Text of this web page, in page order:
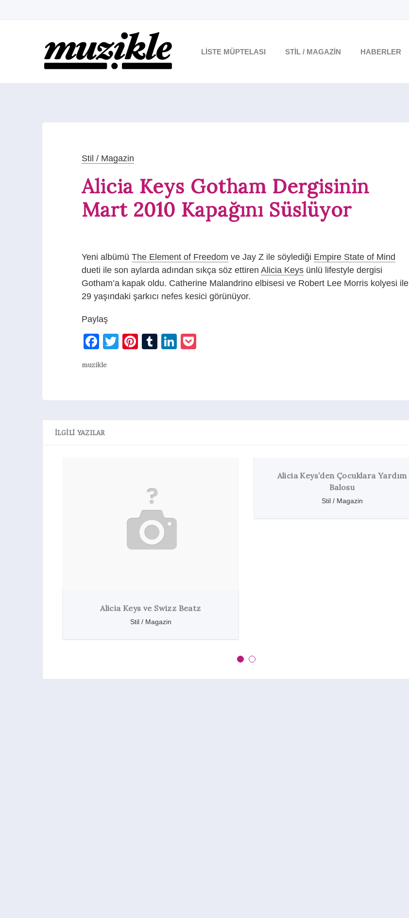
LISTE MÜPTELASI STIL / MAGAZIN HABERLER
Stil / Magazin
Alicia Keys Gotham Dergisinin
Mart 2010 Kapağını Süslüyor
Yeni albümü The Element of Freedom ve Jay Z ile söylediği Empire State of Mind
dueti ile son aylarda adından sıkça söz ettiren Alicia Keys ünlü lifestyle dergisi
Gotham’a kapak oldu. Catherine Malandrino elbisesi ve Robert Lee Morris kolyesi ile
29 yaşındaki şarkıcı nefes kesici görünüyor.
Paylaş
Facebook
TwitterPinterest
TumblrLinkedIn
muzikle
İLGILI YAZILAR
Alicia Keys ve Swizz Beatz
Stil / Magazin
Alicia Keys’den Çocuklara Yardım
Stil / Magazin